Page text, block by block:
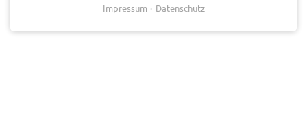
Impressum Datenschutz